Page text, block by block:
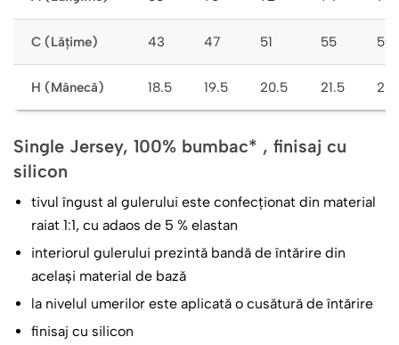
C (Lățime) 43 47 51 55 59
H (Mânecă) 18.5 19.5 20.5 21.5
Single Jersey, 100% bumbac* , finisaj cu
silicon
tivul îngust al gulerului este confecționat din material
raiat 1:1, cu adaos de 5 % elastan
interiorul gulerului prezintă bandă de întărire din
același material de bază
la nivelul umerilor este aplicată o cusătură de întărire
finisaj cu silicon